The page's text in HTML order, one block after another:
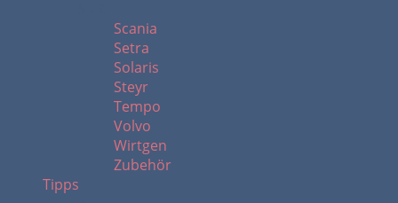
Scania
Setra
Solaris
Steyr
Tempo
Volvo
Wirtgen
Zubehör
Tipps